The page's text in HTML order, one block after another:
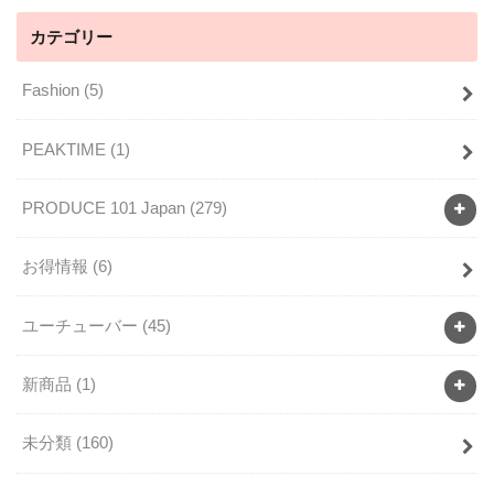
カテゴリー
Fashion (5)
PEAKTIME (1)
PRODUCE 101 Japan (279)
お得情報 (6)
ユーチューバー (45)
新商品 (1)
未分類 (160)